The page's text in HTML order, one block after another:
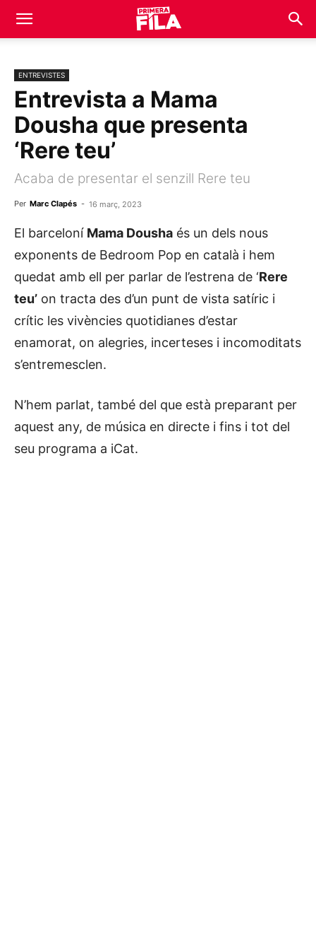
ENTREVISTES
Entrevista a Mama
Dousha que presenta
‘Rere teu’
Acaba de presentar el senzill Rere teu
Per Marc Clapés - 16 març, 2023
El barceloní Mama Dousha és un dels nous
exponents de Bedroom Pop en català i hem
quedat amb ell per parlar de l’estrena de ‘Rere
teu’ on tracta des d’un punt de vista satíric i
crític les vivències quotidianes d’estar
enamorat, on alegries, incerteses i incomoditats
s’entremesclen.
N’hem parlat, també del que està preparant per
aquest any, de música en directe i fins i tot del
seu programa a iCat.